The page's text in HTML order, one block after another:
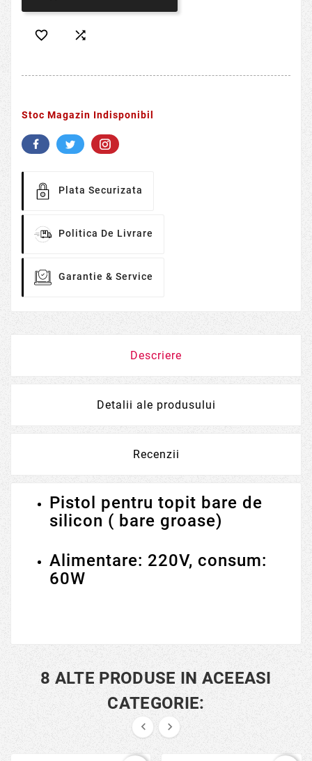
 
Stoc Magazin Indisponibil
Plata Securizata
Politica De Livrare
Garantie & Service
Descriere
Detalii ale produsului
Recenzii
Pistol pentru topit bare de
silicon ( bare groase)
Alimentare: 220V, consum:
60W
8 ALTE PRODUSE IN ACEEASI
CATEGORIE:
 